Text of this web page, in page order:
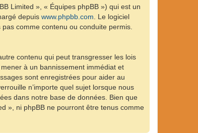
Limited », « Équipes phpBB ») qui est un
depuis www.phpbb.com. Le logiciel
comme contenu ou conduite permis.
contenu qui peut transgresser les lois
à un bannissement immédiat et
sont enregistrées pour aider au
n’importe quel sujet lorsque nous
dans notre base de données. Bien que
», ni phpBB ne pourront être tenus comme